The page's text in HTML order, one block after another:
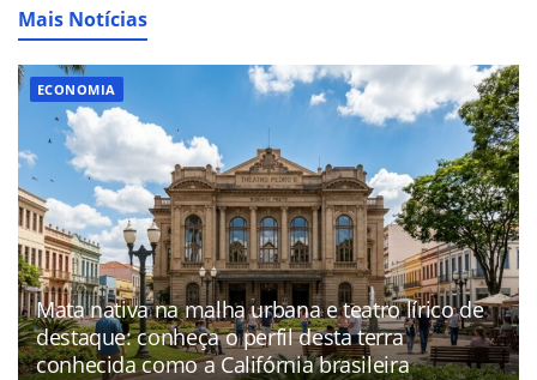
Mais Notícias
ECONOMIA
Mata nativa na malha urbana e teatro lírico de
destaque: conheça o perfil desta terra
conhecida como a Califórnia brasileira